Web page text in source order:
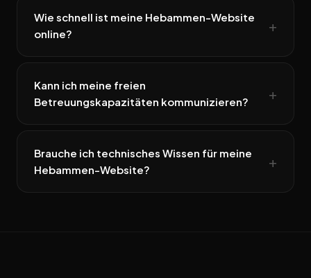
Wie schnell ist meine Hebammen-Website
online?
Kann ich meine freien
Betreuungskapazitäten kommunizieren?
Brauche ich technisches Wissen für meine
Hebammen-Website?